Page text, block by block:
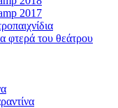
2017
φτερά του θεάτρου